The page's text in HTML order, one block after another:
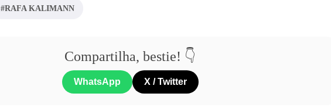
#RAFA KALIMANN
Compartilha, bestie! 👇
WhatsApp X / Twitter